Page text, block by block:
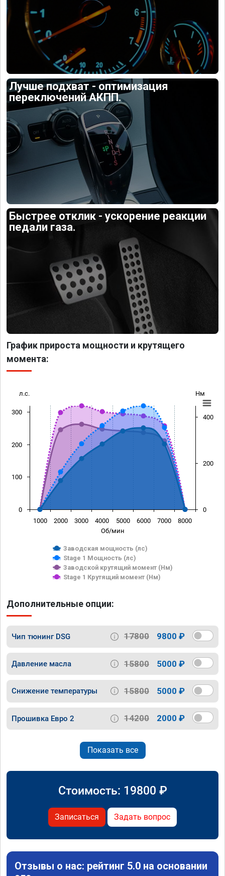
Лучше подхват - оптимизация
переключений АКПП.
Быстрее отклик - ускорение реакции
педали газа.
График прироста мощности и крутящего
момента:
Об/мин
л.с. Нм
Заводская мощность (лс)
Stage 1 Мощность (лс)
Заводской крутящий момент (Нм)
Stage 1 Крутящий момент (Нм)
1000 2000 3000 4000 5000 6000 7000 8000
0
100
200
300
0
200
400
Дополнительные опции:
Чип тюнинг DSG 17800 9800 ₽
Давление масла 15800 5000 ₽
Снижение температуры 15800 5000 ₽
Прошивка Евро 2 14200 2000 ₽
Показать все
Стоимость: 19800 ₽
Записаться Задать вопрос
Отзывы о нас: рейтинг 5.0 на основании